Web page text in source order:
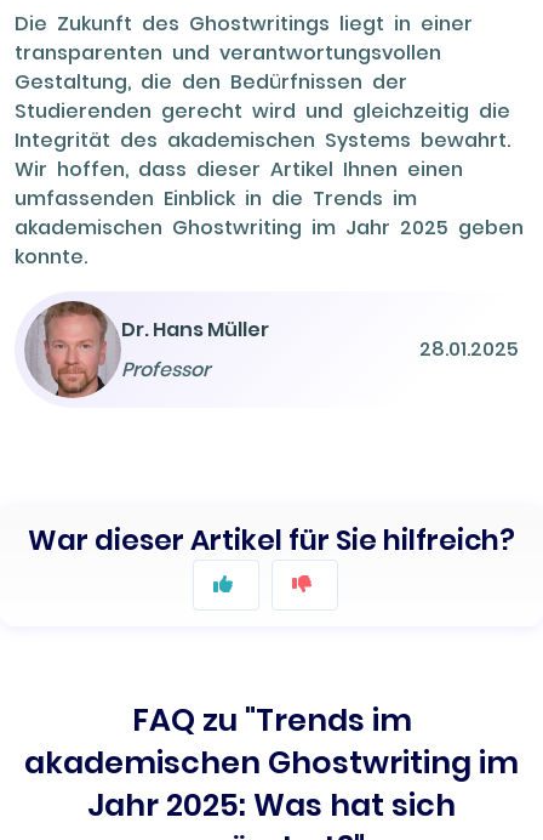
Die Zukunft des Ghostwritings liegt in einer
transparenten und verantwortungsvollen
Gestaltung, die den Bedürfnissen der
Studierenden gerecht wird und gleichzeitig die
Integrität des akademischen Systems bewahrt.
Wir hoffen, dass dieser Artikel Ihnen einen
umfassenden Einblick in die Trends im
akademischen Ghostwriting im Jahr 2025 geben
konnte.
Dr. Hans Müller
Professor
28.01.2025
War dieser Artikel für Sie hilfreich?
FAQ zu "Trends im
akademischen Ghostwriting im
Jahr 2025: Was hat sich